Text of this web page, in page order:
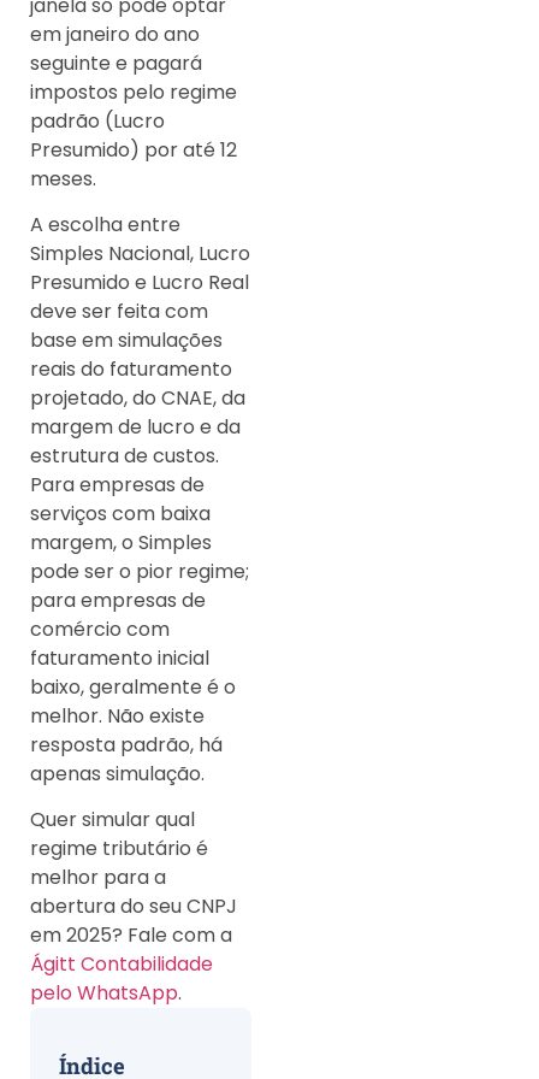
em janeiro do ano
seguinte e pagará
impostos pelo regime
padrão (Lucro
Presumido) por até 12
meses.
A escolha entre
Simples Nacional, Lucro
Presumido e Lucro Real
deve ser feita com
base em simulações
reais do faturamento
projetado, do CNAE, da
margem de lucro e da
estrutura de custos.
Para empresas de
serviços com baixa
margem, o Simples
pode ser o pior regime;
para empresas de
comércio com
faturamento inicial
baixo, geralmente é o
melhor. Não existe
resposta padrão, há
apenas simulação.
Quer simular qual
regime tributário é
melhor para a
abertura do seu CNPJ
em 2025? Fale com a
Ágitt Contabilidade
pelo WhatsApp.
Índice